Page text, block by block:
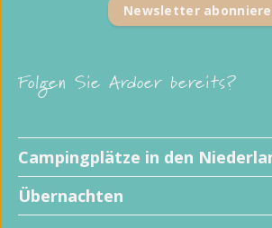
Folgen Sie Ardoer bereits?
Campingplätze in den
Übernachten
Newsletter